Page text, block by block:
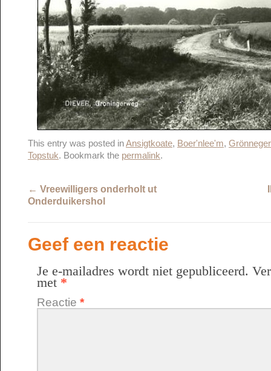
This entry was posted inAnsigtkoate, Boer'nlee'm,
Topstuk. Bookmark the permalink.
← Vreewilligers onderholt ut
Onderduikershol
Geef een reactie
Je e-mailadres wordt niet gepubliceerd.
met *
Reactie *